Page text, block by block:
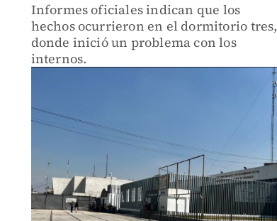
Informes oficiales indican que los
hechos ocurrieron en el dormitorio tres,
donde inició un problema con los
internos.